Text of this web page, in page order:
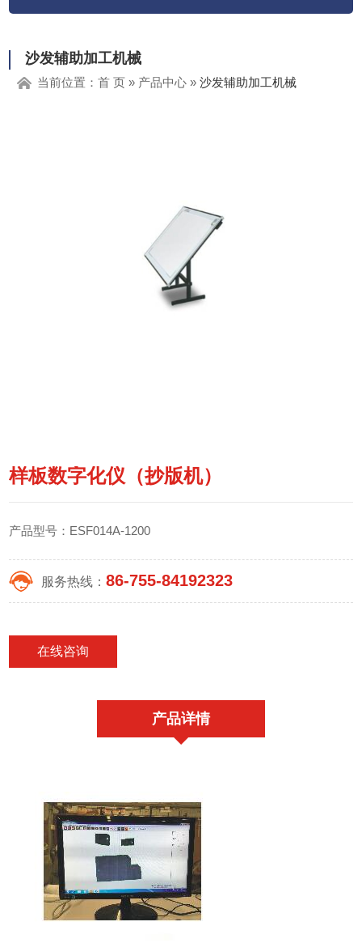
沙发辅助加工机械
当前位置：首 页 » 产品中心 »沙发辅助加工机械
样板数字化仪（抄版机）
产品型号：ESF014A-1200
服务热线：86-755-84192323
在线咨询
产品详情